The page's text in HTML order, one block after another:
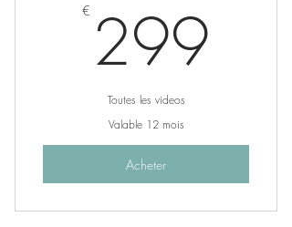
€ 299
Toutes les videos
Valable 12 mois
Acheter